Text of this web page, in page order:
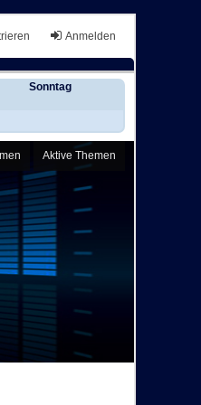
Anmelden
Sonntag
Aktive Themen